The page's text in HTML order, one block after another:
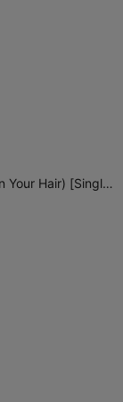
San Francisco (Be Sure to Wear Flowers In Your Hair) [Single Version]